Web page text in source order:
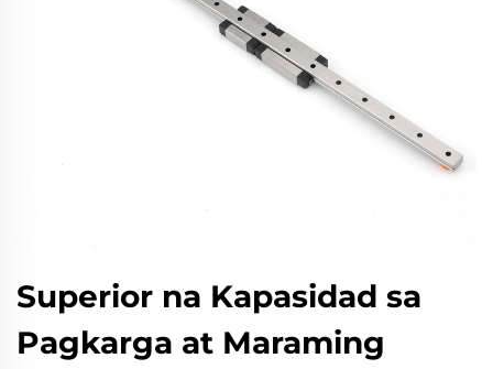
Superior na Kapasidad sa
Pagkarga at Maraming